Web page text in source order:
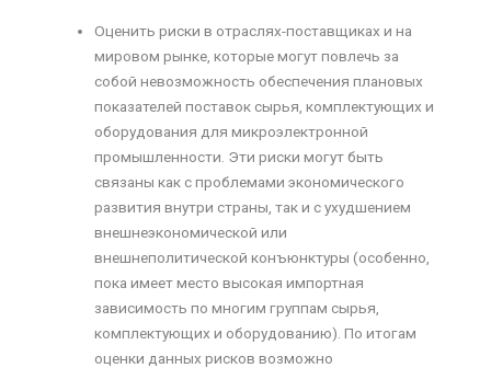
Оценить риски в отраслях-поставщиках и на
мировом рынке, которые могут повлечь за
собой невозможность обеспечения плановых
показателей поставок сырья, комплектующих и
оборудования для микроэлектронной
промышленности. Эти риски могут быть
связаны как с проблемами экономического
развития внутри страны, так и с ухудшением
внешнеэкономической или
внешнеполитической конъюнктуры (особенно,
пока имеет место высокая импортная
зависимость по многим группам сырья,
комплектующих и оборудованию). По итогам
оценки данных рисков возможно